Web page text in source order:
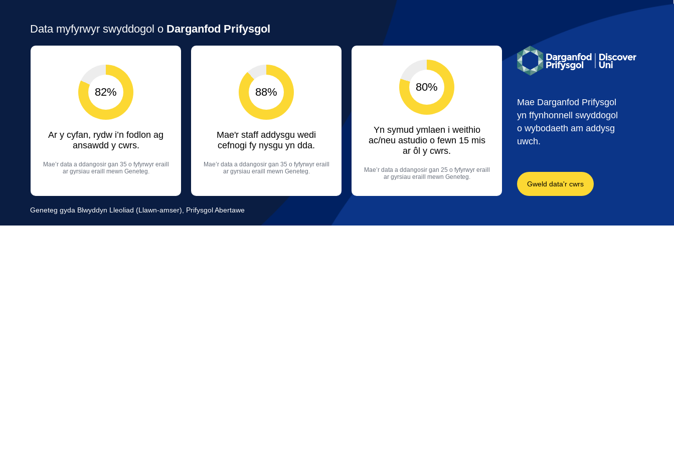
Data myfyrwyr swyddogol o Darganfod Prifysgol
82%
Ar y cyfan, rydw i’n fodlon ag
ansawdd y cwrs.
Mae’r data a ddangosir gan 35 o fyfyrwyr eraill
ar gyrsiau eraill mewn Geneteg.
88%
Mae'r staff addysgu wedi
cefnogi fy nysgu yn dda.
Mae’r data a ddangosir gan 35 o fyfyrwyr eraill
ar gyrsiau eraill mewn Geneteg.
80%
Yn symud ymlaen i weithio
ac/neu astudio o fewn 15 mis
ar ôl y cwrs.
Mae’r data a ddangosir gan 25 o fyfyrwyr eraill
ar gyrsiau eraill mewn Geneteg.
Mae Darganfod Prifysgol
yn ffynhonnell swyddogol
o wybodaeth am addysg
uwch.
Gweld data'r cwrs
Geneteg gyda Blwyddyn Lleoliad (Llawn-amser), Prifysgol Abertawe